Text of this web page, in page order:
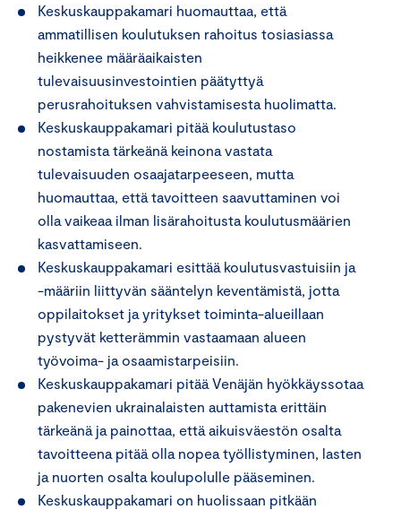
Keskuskauppakamari huomauttaa, että
ammatillisen koulutuksen rahoitus tosiasiassa
heikkenee määräaikaisten
tulevaisuusinvestointien päätyttyä
perusrahoituksen vahvistamisesta huolimatta.
Keskuskauppakamari pitää koulutustaso
nostamista tärkeänä keinona vastata
tulevaisuuden osaajatarpeeseen, mutta
huomauttaa, että tavoitteen saavuttaminen voi
olla vaikeaa ilman lisärahoitusta koulutusmäärien
kasvattamiseen.
Keskuskauppakamari esittää koulutusvastuisiin ja
-määriin liittyvän sääntelyn keventämistä, jotta
oppilaitokset ja yritykset toiminta-alueillaan
pystyvät ketterämmin vastaamaan alueen
työvoima- ja osaamistarpeisiin.
Keskuskauppakamari pitää Venäjän hyökkäyssotaa
pakenevien ukrainalaisten auttamista erittäin
tärkeänä ja painottaa, että aikuisväestön osalta
tavoitteena pitää olla nopea työllistyminen, lasten
ja nuorten osalta koulupolulle pääseminen.
Keskuskauppakamari on huolissaan pitkään